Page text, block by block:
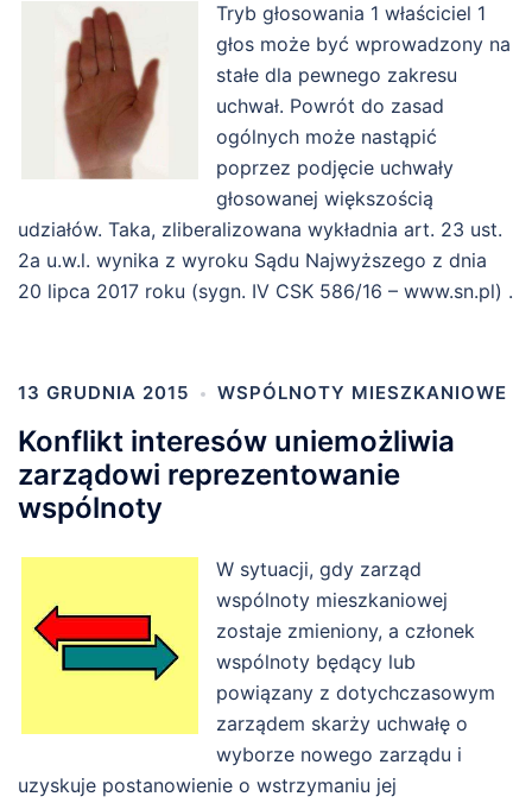
Tryb głosowania 1 właściciel 1
głos może być wprowadzony na
stałe dla pewnego zakresu
uchwał. Powrót do zasad
ogólnych może nastąpić
poprzez podjęcie uchwały
głosowanej większością
udziałów. Taka, zliberalizowana wykładnia art. 23 ust.
2a u.w.l. wynika z wyroku Sądu Najwyższego z dnia
20 lipca 2017 roku (sygn. IV CSK 586/16 – www.sn.pl) .
13 GRUDNIA 2015 WSPÓLNOTY MIESZKANIOWE
Konflikt interesów uniemożliwia
zarządowi reprezentowanie
wspólnoty
W sytuacji, gdy zarząd
wspólnoty mieszkaniowej
zostaje zmieniony, a członek
wspólnoty będący lub
powiązany z dotychczasowym
zarządem skarży uchwałę o
wyborze nowego zarządu i
uzyskuje postanowienie o wstrzymaniu jej